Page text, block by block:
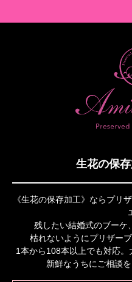
生花の保
《生花の保存加工》ならプリ
残したい結婚式のブーケ
枯れないようにプリザー
1本から108本以上でも対応
新鮮なうちにご相談